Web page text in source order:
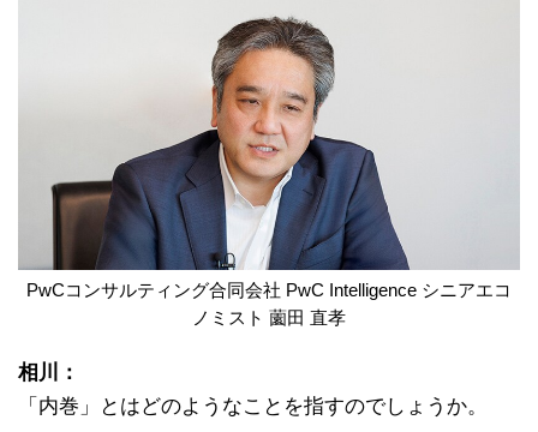
PwCコンサルティング合同会社 PwC Intelligence シニアエコ
ノミスト 薗田 直孝
相川：
「内巻」とはどのようなことを指すのでしょうか。